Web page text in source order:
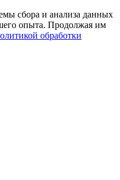
сбора и анализа данных
опыта. Продолжая им
обработки